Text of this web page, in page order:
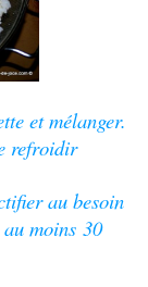
et mélanger.
refroidir
au besoin
moins 30